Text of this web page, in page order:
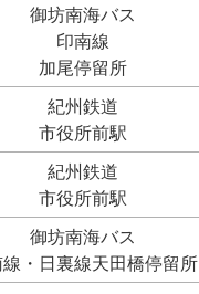
御坊南海バス
印南線
加尾停留所
紀州鉄道
市役所前駅
紀州鉄道
市役所前駅
御坊南海バス
線・日裏線天田橋停留所